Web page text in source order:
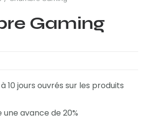
Gaming
10 jours ouvrés sur les produits
une avance de 20%